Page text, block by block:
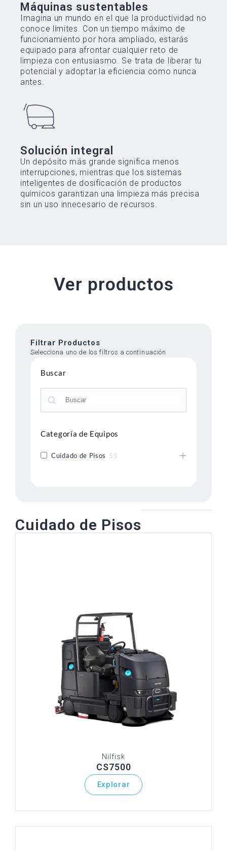
Máquinas sustentables
Imagina un mundo en el que la productividad no
conoce límites. Con un tiempo máximo de
funcionamiento por hora ampliado, estarás
equipado para afrontar cualquier reto de
limpieza con entusiasmo. Se trata de liberar tu
potencial y adoptar la eficiencia como nunca
antes.
Solución integral
Un depósito más grande significa menos
interrupciones, mientras que los sistemas
inteligentes de dosificación de productos
químicos garantizan una limpieza más precisa
sin un uso innecesario de recursos.
Ver productos
Filtrar Productos
Selecciona uno de los filtros a continuación
Buscar
Categoría de Equipos
Cuidado de Pisos 55
Cuidado de Pisos
Nilfisk
CS7500
Explorar